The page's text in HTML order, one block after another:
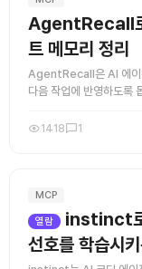
AgentRecall로
트 메모리 정리
AgentRecall은 AI 에이
다음 작업에 반영하도록
1418 1
MCP
열람
선호를 학습시